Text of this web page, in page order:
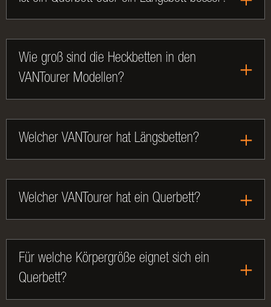
Wie groß sind die Heckbetten in den
VANTourer Modellen?
Welcher VANTourer hat Längsbetten?
Welcher VANTourer hat ein Querbett?
Für welche Körpergröße eignet sich ein
Querbett?